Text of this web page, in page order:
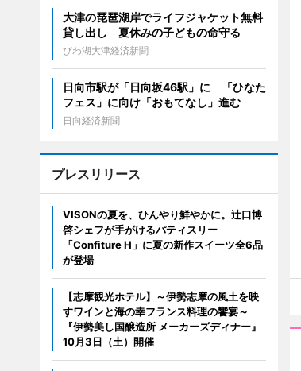
大津の琵琶湖岸でライフジャケット無料
貸し出し 夏休みの子どもの命守る
びわ湖大津経済新聞
日向市駅が「日向坂46駅」に 「ひなた
フェス」に向け「おもてなし」進む
日向経済新聞
プレスリリース
VISONの夏を、ひんやり鮮やかに。辻口博
啓シェフが手がけるパティスリー
「Confiture H」に夏の新作スイーツ全6品
が登場
【志摩観光ホテル】～伊勢志摩の風土を映
すワインと海の幸フランス料理の饗宴～
『伊勢美し国醸造所 メーカーズディナー』
10月3日（土）開催